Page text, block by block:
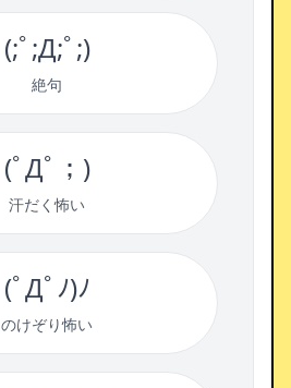
(;ﾟ;Д;ﾟ;)
絶句
(ﾟДﾟ；)
汗だく怖い
(ﾟДﾟﾉ)ﾉ
のけぞり怖い